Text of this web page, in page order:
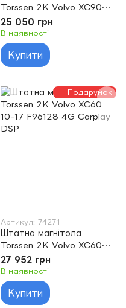
Torssen 2K Volvo XC90
01-14 F96128 4G Carplay
DSP
25 050 грн
В наявності
Купити
Подарунок
Артикул: 74271
Штатна магнітола
Torssen 2K Volvo XC60
10-17 F96128 4G Carplay
DSP
27 952 грн
В наявності
Купити